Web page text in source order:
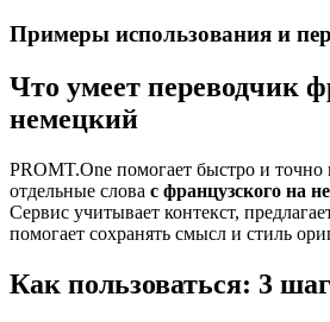
Примеры использования и
Что умеет переводчик
немецкий
PROMT.One помогает быстро и точно
отдельные слова с французского на
Сервис учитывает контекст,
помогает сохранять смысл и стиль
Как пользоваться: 3